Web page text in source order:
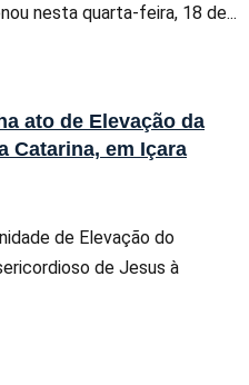
nesta quarta-feira, 18 de...
ato de Elevação da
Catarina, em Içara
de Elevação do
de Jesus à